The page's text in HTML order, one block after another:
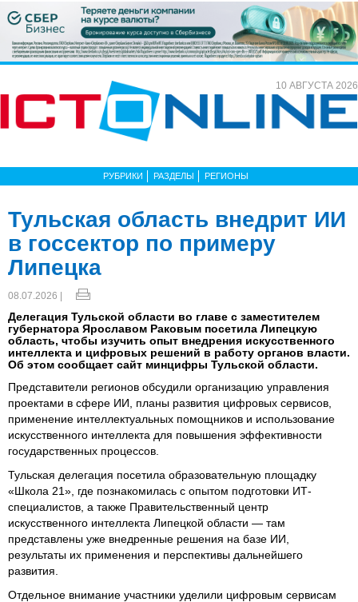
10 АВГУСТА 2026
РУБРИКИ РАЗДЕЛЫ РЕГИОНЫ
Тульская область внедрит ИИ
в госсектор по примеру
Липецка
08.07.2026 |
Делегация Тульской области во главе с заместителем
губернатора Ярославом Раковым посетила Липецкую
область, чтобы изучить опыт внедрения искусственного
интеллекта и цифровых решений в работу органов власти.
Об этом сообщает сайт минцифры Тульской области.
Представители регионов обсудили организацию управления
проектами в сфере ИИ, планы развития цифровых сервисов,
применение интеллектуальных помощников и использование
искусственного интеллекта для повышения эффективности
государственных процессов.
Тульская делегация посетила образовательную площадку
«Школа 21», где познакомилась с опытом подготовки ИТ-
специалистов, а также Правительственный центр
искусственного интеллекта Липецкой области — там
представлены уже внедренные решения на базе ИИ,
результаты их применения и перспективы дальнейшего
развития.
Отдельное внимание участники уделили цифровым сервисам